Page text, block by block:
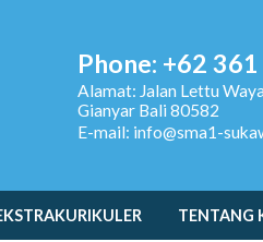
Phone: +62
Alamat: Jalan Lettu
Gianyar Bali 80582
E-mail: info@sma1-
TENTANG